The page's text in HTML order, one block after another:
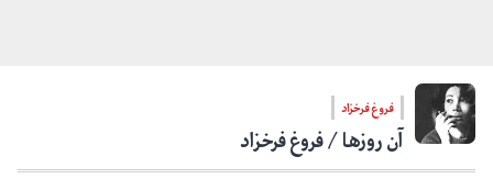
فروغ فرخزاد
آن روزها / فروغ فرخزاد